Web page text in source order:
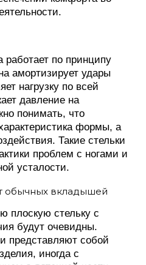
работает по принципу
амортизирует удары
нагрузку по всей
давление на
понимать, что
формы, а
Такие стельки
проблем с ногами и
усталости.
обычных вкладышей
плоскую стельку с
будут очевидны.
представляют собой
иногда с